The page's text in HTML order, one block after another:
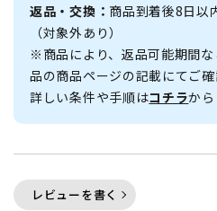
返品・交換： 商品到着後8日以
（対象外あり）
※商品により、返品可能期間
品の商品ページの記載にてご確
詳しい条件や手順はコチラから
レビューを書く